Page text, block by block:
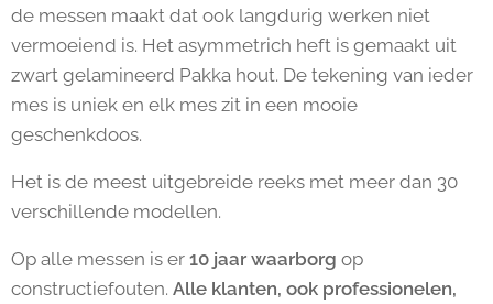
de messen maakt dat ook langdurig werken niet
vermoeiend is. Het asymmetrich heft is gemaakt uit
zwart gelamineerd Pakka hout. De tekening van ieder
mes is uniek en elk mes zit in een mooie
geschenkdoos.
Het is de meest uitgebreide reeks met meer dan 30
verschillende modellen.
Op alle messen is er 10 jaar waarborg op
constructiefouten. Alle klanten, ook professionelen,